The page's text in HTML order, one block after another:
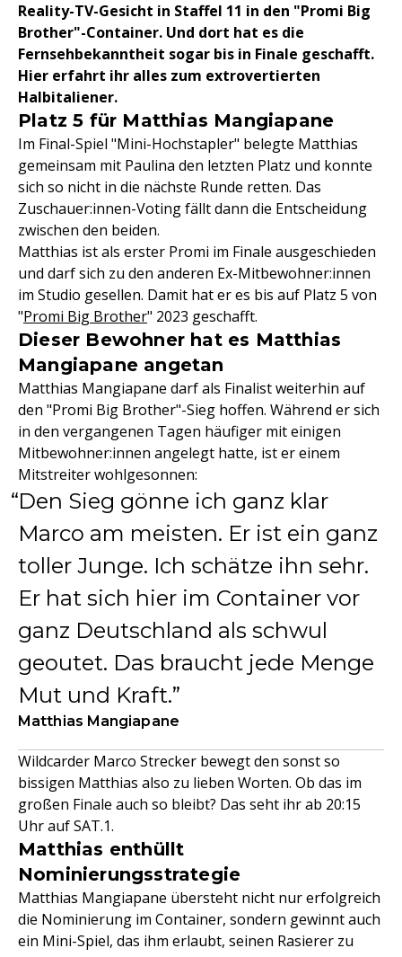
Reality-TV-Gesicht in Staffel 11 in den "Promi Big
Brother"-Container. Und dort hat es die
Fernsehbekanntheit sogar bis in Finale geschafft.
Hier erfahrt ihr alles zum extrovertierten
Halbitaliener.
Platz 5 für Matthias Mangiapane
Im Final-Spiel "Mini-Hochstapler" belegte Matthias
gemeinsam mit Paulina den letzten Platz und konnte
sich so nicht in die nächste Runde retten. Das
Zuschauer:innen-Voting fällt dann die Entscheidung
zwischen den beiden.
Matthias ist als erster Promi im Finale ausgeschieden
und darf sich zu den anderen Ex-Mitbewohner:innen
im Studio gesellen. Damit hat er es bis auf Platz 5 von
"Promi Big Brother" 2023 geschafft.
Dieser Bewohner hat es Matthias
Mangiapane angetan
Matthias Mangiapane darf als Finalist weiterhin auf
den "Promi Big Brother"-Sieg hoffen. Während er sich
in den vergangenen Tagen häufiger mit einigen
Mitbewohner:innen angelegt hatte, ist er einem
Mitstreiter wohlgesonnen:
Den Sieg gönne ich ganz klar
Marco am meisten. Er ist ein ganz
toller Junge. Ich schätze ihn sehr.
Er hat sich hier im Container vor
ganz Deutschland als schwul
geoutet. Das braucht jede Menge
Mut und Kraft.
Matthias Mangiapane
Wildcarder Marco Strecker bewegt den sonst so
bissigen Matthias also zu lieben Worten. Ob das im
großen Finale auch so bleibt? Das seht ihr ab 20:15
Uhr auf SAT.1.
Matthias enthüllt
Nominierungsstrategie
Matthias Mangiapane übersteht nicht nur erfolgreich
die Nominierung im Container, sondern gewinnt auch
ein Mini-Spiel, das ihm erlaubt, seinen Rasierer zu